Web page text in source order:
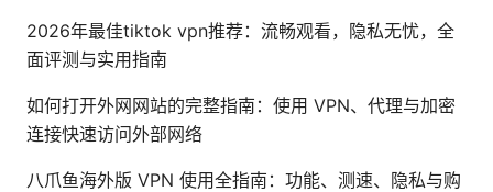
2026年最佳tiktok vpn推荐：流畅观看，隐私无忧，全
面评测与实用指南
如何打开外网网站的完整指南：使用 VPN、代理与加密
连接快速访问外部网络
八爪鱼海外版 VPN 使用全指南：功能、测速、隐私与购